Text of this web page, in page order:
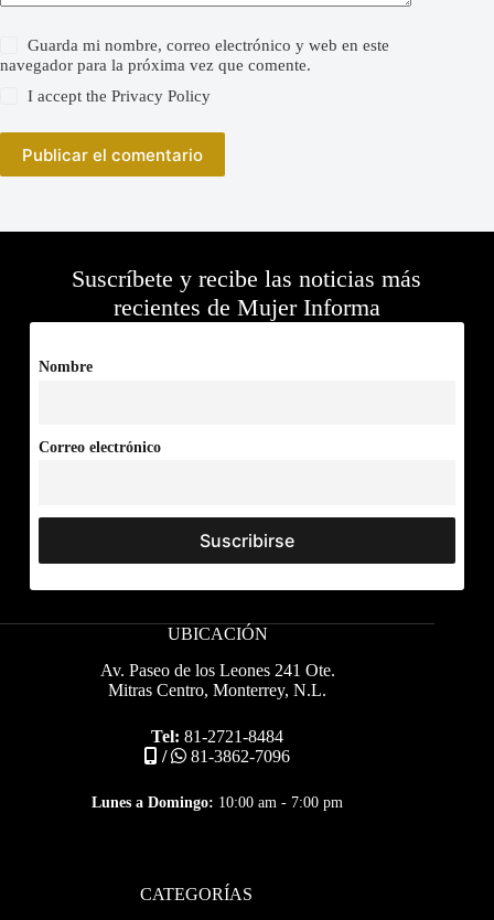
Guarda mi nombre, correo electrónico y web en este
navegador para la próxima vez que comente.
I accept thePrivacy Policy
Publicar el comentario
Suscríbete y recibe las noticias más
recientes de Mujer Informa
Nombre
Correo electrónico
UBICACIÓN
Av. Paseo de los Leones 241 Ote.
Mitras Centro, Monterrey, N.L.
Tel: 81-2721-8484
/
81-3862-7096
Lunes a Domingo: 10:00 am - 7:00 pm
CATEGORÍAS